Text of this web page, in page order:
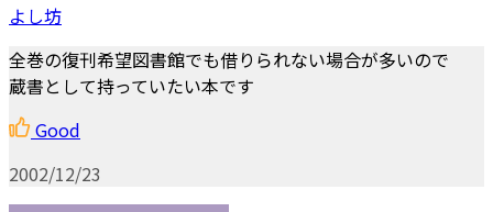
よし坊
全巻の復刊希望図書館でも借りられない場合が多いので
蔵書として持っていたい本です
Good
2002/12/23